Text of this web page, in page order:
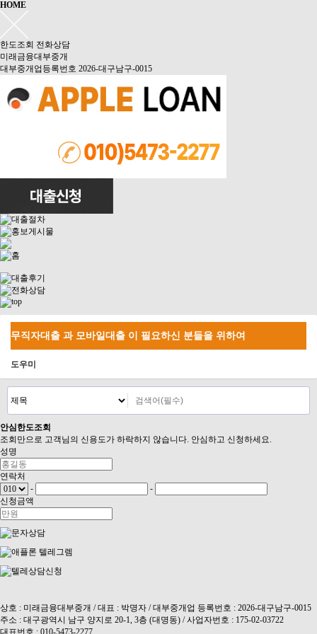
HOME
한도조회 전화상담
미래금융대부중개
대부중개업등록번호 2026-대구남구-0015
무직자대출 과 모바일대출 이 필요하신 분들을 위하여
도우미
안심 한도조회
조회만으로 고객님의 신용도가 하락하지 않습니다. 안심하고 신청하세요.
성명
연락처
-
-
신청금액
상호 : 미래금융대부중개 / 대표 : 박명자 / 대부중개업 등록번호 : 2026-대구남구-0015
주소 : 대구광역시 남구 양지로 20-1, 3층 (대명동) / 사업자번호 : 175-02-03722